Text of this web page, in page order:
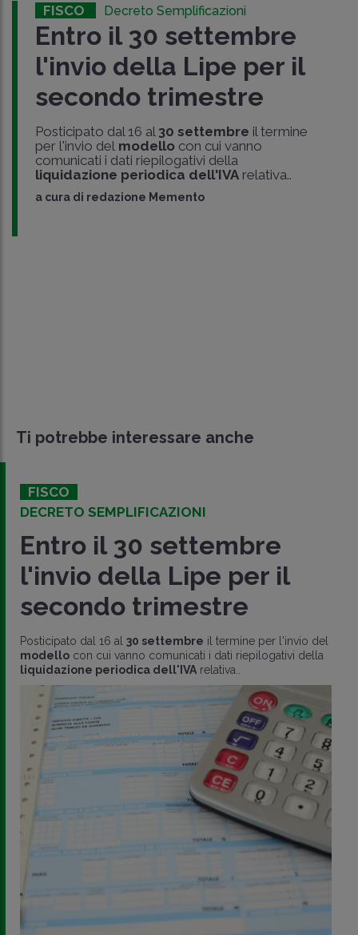
FISCO Decreto Semplificazioni
Entro il 30 settembre
l'invio della Lipe per il
secondo trimestre
Posticipato dal 16 al 30 settembre il termine
per l'invio del modellocon cui vanno
comunicati i dati riepilogativi della
liquidazione periodica dell'IVArelativa..
a cura di redazione Memento
Ti potrebbe interessare anche
FISCO
DECRETO SEMPLIFICAZIONI
Entro il 30 settembre
l'invio della Lipe per il
secondo trimestre
Posticipato dal 16 al 30 settembre il termine per l'invio del
modello con cui vanno comunicati i dati riepilogativi della
liquidazione periodica dell'IVA relativa..